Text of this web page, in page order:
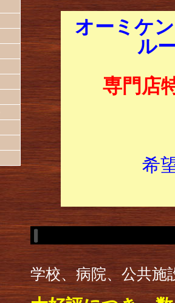
オーミケ
ル
専門店
希
学校、病院、公共施